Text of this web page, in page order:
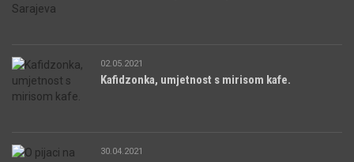
02.05.2021
Kafidzonka, umjetnost s mirisom kafe.
30.04.2021